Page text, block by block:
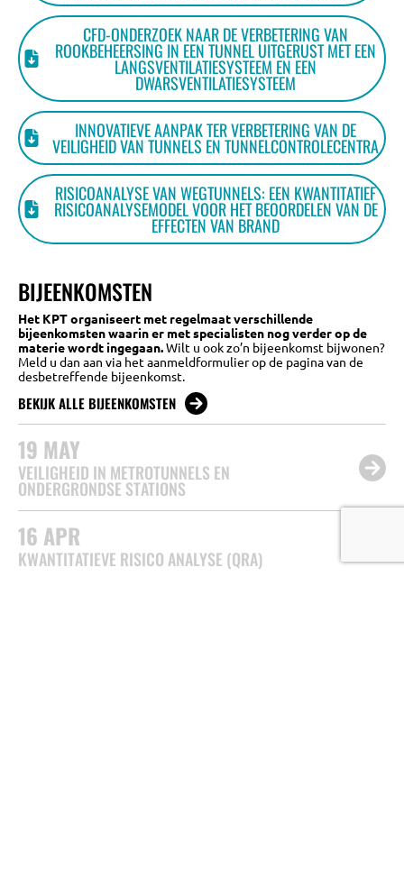
CFD-ONDERZOEK NAAR DE VERBETERING VAN
ROOKBEHEERSING IN EEN TUNNEL UITGERUST MET EEN
LANGSVENTILATIESYSTEEM EN EEN
DWARSVENTILATIESYSTEEM
INNOVATIEVE AANPAK TER VERBETERING VAN DE
VEILIGHEID VAN TUNNELS EN TUNNELCONTROLECENTRA
RISICOANALYSE VAN WEGTUNNELS: EEN KWANTITATIEF
RISICOANALYSEMODEL VOOR HET BEOORDELEN VAN DE
EFFECTEN VAN BRAND
BIJEENKOMSTEN
Het KPT organiseert met regelmaat verschillende
bijeenkomsten waarin er met specialisten nog verder op de
materie wordt ingegaan.Wilt u ook zo’n bijeenkomst bijwonen?
Meld u dan aan via het aanmeldformulier op de pagina van de
desbetreffende bijeenkomst.
BEKIJK ALLE BIJEENKOMSTEN
19 MAY
VEILIGHEID IN METROTUNNELS EN
ONDERGRONDSE STATIONS
16 APR
KWANTITATIEVE RISICO ANALYSE (QRA)